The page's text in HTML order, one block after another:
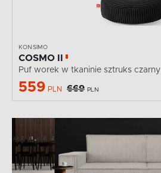
KONSIMO
COSMO II
Puf worek w tkaninie sztruks czarny
559 PLN 669 PLN